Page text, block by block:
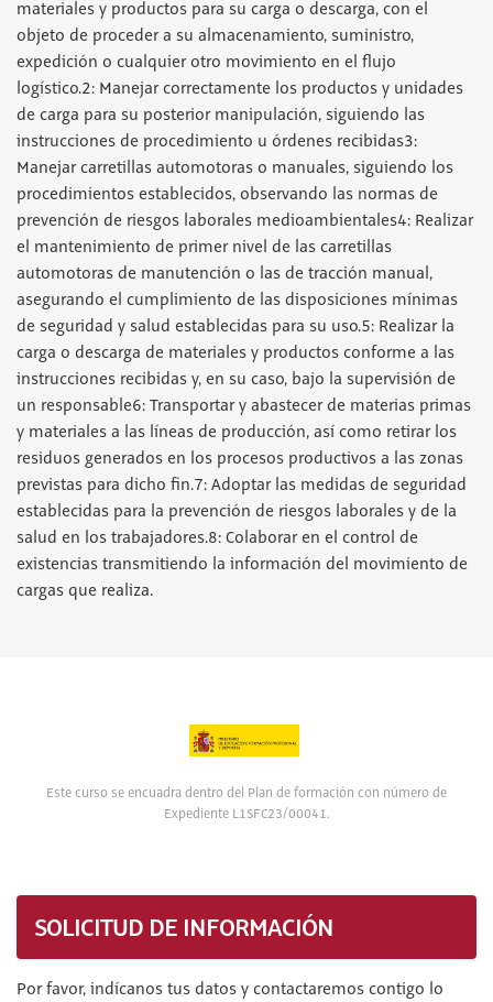
materiales y productos para su carga o descarga, con el
objeto de proceder a su almacenamiento, suministro,
expedición o cualquier otro movimiento en el flujo
logístico.2: Manejar correctamente los productos y unidades
de carga para su posterior manipulación, siguiendo las
instrucciones de procedimiento u órdenes recibidas3:
Manejar carretillas automotoras o manuales, siguiendo los
procedimientos establecidos, observando las normas de
prevención de riesgos laborales medioambientales4: Realizar
el mantenimiento de primer nivel de las carretillas
automotoras de manutención o las de tracción manual,
asegurando el cumplimiento de las disposiciones mínimas
de seguridad y salud establecidas para su uso.5: Realizar la
carga o descarga de materiales y productos conforme a las
instrucciones recibidas y, en su caso, bajo la supervisión de
un responsable6: Transportar y abastecer de materias primas
y materiales a las líneas de producción, así como retirar los
residuos generados en los procesos productivos a las zonas
previstas para dicho fin.7: Adoptar las medidas de seguridad
establecidas para la prevención de riesgos laborales y de la
salud en los trabajadores.8: Colaborar en el control de
existencias transmitiendo la información del movimiento de
cargas que realiza.
Este curso se encuadra dentro del Plan de formación con número de
Expediente L1SFC23/00041.
SOLICITUD DE INFORMACIÓN
Por favor, indícanos tus datos y contactaremos contigo lo